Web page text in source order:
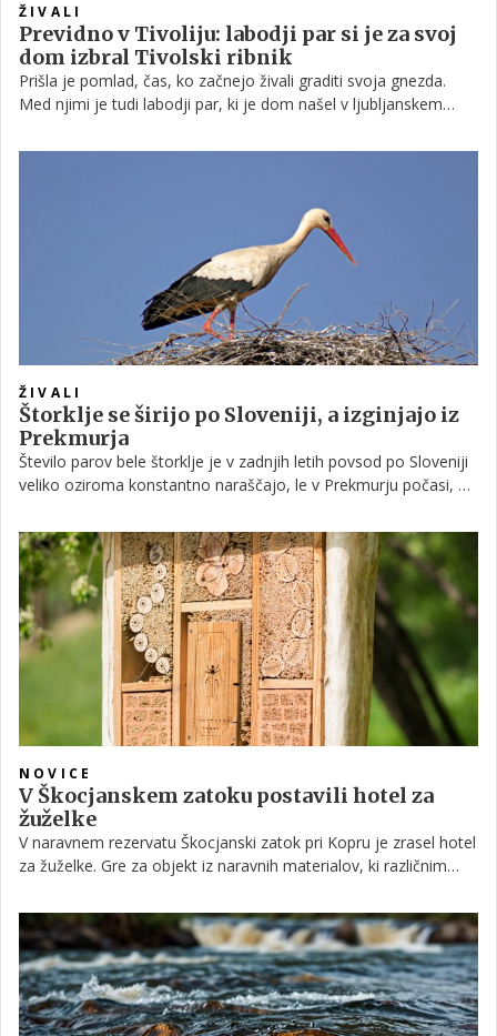
ŽIVALI
Previdno v Tivoliju: labodji par si je za svoj
dom izbral Tivolski ribnik
Prišla je pomlad, čas, ko začnejo živali graditi svoja gnezda.
Med njimi je tudi labodji par, ki je dom našel v ljubljanskem
ŽIVALI
Štorklje se širijo po Sloveniji, a izginjajo iz
Prekmurja
Število parov bele štorklje je v zadnjih letih povsod po Sloveniji
veliko oziroma konstantno naraščajo, le v Prekmurju počasi, a
parov, lani pa 259, je povedal direktor Društva za opazovanje in
proučevanje ptic Slovenije (DOPPS) Damijan Denac.
NOVICE
V Škocjanskem zatoku postavili hotel za
žuželke
V naravnem rezervatu Škocjanski zatok pri Kopru je zrasel hotel
za žuželke. Gre za objekt iz naravnih materialov, ki različnim
opozarjajo v Društvu za opazovanje in proučevanje ptic
Slovenije (DOPPS), je v naravi za to primernih območij zaradi
človekovih posegov vse manj.